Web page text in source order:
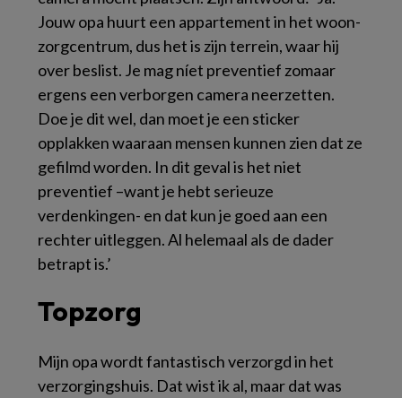
Jouw opa huurt een appartement in het woon-
zorgcentrum, dus het is zijn terrein, waar hij
over beslist. Je mag níet preventief zomaar
ergens een verborgen camera neerzetten.
Doe je dit wel, dan moet je een sticker
opplakken waaraan mensen kunnen zien dat ze
gefilmd worden. In dit geval is het niet
preventief –want je hebt serieuze
verdenkingen- en dat kun je goed aan een
rechter uitleggen. Al helemaal als de dader
betrapt is.’
Topzorg
Mijn opa wordt fantastisch verzorgd in het
verzorgingshuis. Dat wist ik al, maar dat was